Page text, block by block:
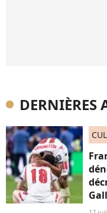
DERNIÈRES